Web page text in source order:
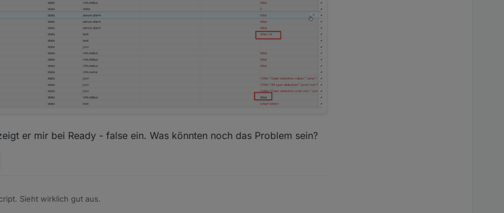
er mir bei Ready - false ein. Was könnten noch das Problem sein?
für das Script. Sieht wirklich gut aus.